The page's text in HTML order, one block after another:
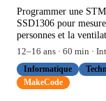
Programmer une
SSD1306 pour
personnes et la
12–16 ans · 60 min ·
Informatique
MakeCode